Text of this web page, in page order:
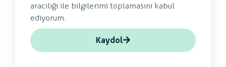
aracılığı ile bilgilerimi toplamasını kabul
ediyorum.
Kaydol